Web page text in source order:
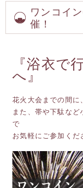
ワンコイ
催！
『浴衣で
へ』
花火大会までの間に
また、帯や下駄な
で
お気軽にご参加くだ